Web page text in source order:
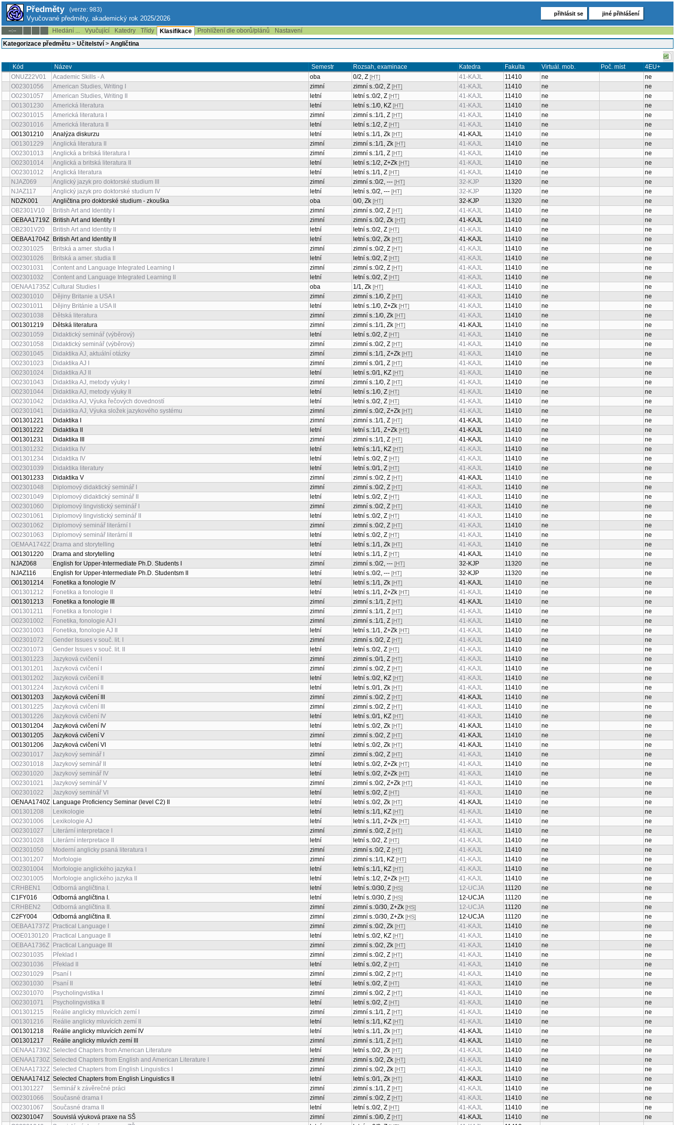
Předměty (verze: 983)
Vyučované předměty, akademický rok 2025/2026
přihlásit se jiné přihlášení
--:-- Hledání ... Vyučující Katedry Třídy Klasifikace Prohlížení dle oborů/plánů
Nastavení
Kategorizace předmětu > Učitelství > Angličtina
Kód Název Semestr Rozsah, examinace Katedra Fakulta Virtuál. mob. Poč. míst
4EU+
ONUZ22V01
Academic Skills - A oba 0/2, Z [HT] 41-KAJL 11410 ne
ne
O02301056
American Studies, Writing I zimní zimní s.:0/2, Z [HT] 41-KAJL 11410 ne
ne
O02301057
American Studies, Writing II letní letní s.:0/2, Z [HT] 41-KAJL 11410 ne
ne
O01301230
Americká literatura letní letní s.:1/0, KZ [HT] 41-KAJL 11410 ne
ne
O02301015
Americká literatura I zimní zimní s.:1/1, Z [HT] 41-KAJL 11410 ne
ne
O02301016
Americká literatura II letní letní s.:1/2, Z [HT] 41-KAJL 11410 ne
ne
O01301210
Analýza diskurzu letní letní s.:1/1, Zk [HT] 41-KAJL 11410 ne
ne
O01301229
Anglická literatura II zimní zimní s.:1/1, Zk [HT] 41-KAJL 11410 ne
ne
O02301013
Anglická a britská literatura I zimní zimní s.:1/1, Z [HT] 41-KAJL 11410 ne
ne
O02301014
Anglická a britská literatura II letní letní s.:1/2, Z+Zk [HT] 41-KAJL 11410 ne
ne
O02301012
Anglická literatura letní letní s.:1/1, Z [HT] 41-KAJL 11410 ne
ne
NJAZ069
Anglický jazyk pro doktorské studium III zimní zimní s.:0/2, --- [HT] 32-KJP 11320 ne
ne
NJAZ117
Anglický jazyk pro doktorské studium IV letní letní s.:0/2, --- [HT] 32-KJP 11320 ne
ne
NDZK001
Angličtina pro doktorské studium - zkouška oba 0/0, Zk [HT] 32-KJP 11320 ne
ne
OB2301V10
British Art and Identity I zimní zimní s.:0/2, Z [HT] 41-KAJL 11410 ne
ne
OEBAA1719Z
British Art and Identity I zimní zimní s.:0/2, Zk [HT] 41-KAJL 11410 ne
ne
OB2301V20
British Art and Identity II letní letní s.:0/2, Z [HT] 41-KAJL 11410 ne
ne
OEBAA1704Z
British Art and Identity II letní letní s.:0/2, Zk [HT] 41-KAJL 11410 ne
ne
O02301025
Britská a amer. studia I zimní zimní s.:0/2, Z [HT] 41-KAJL 11410 ne
ne
O02301026
Britská a amer. studia II letní letní s.:0/2, Z [HT] 41-KAJL 11410 ne
ne
O02301031
Content and Language Integrated Learning I zimní zimní s.:0/2, Z [HT] 41-KAJL 11410 ne
ne
O02301032
Content and Language Integrated Learning II letní letní s.:0/2, Z [HT] 41-KAJL 11410 ne
ne
OENAA1735Z Cultural Studies I oba 1/1, Zk [HT] 41-KAJL 11410 ne
ne
O02301010
Dějiny Britanie a USA I zimní zimní s.:1/0, Z [HT] 41-KAJL 11410 ne
ne
O02301011
Dějiny Británie a USA II letní letní s.:1/0, Z+Zk [HT] 41-KAJL 11410 ne
ne
O02301038
Dětská literatura zimní zimní s.:1/0, Zk [HT] 41-KAJL 11410 ne
ne
O01301219
Dětská literatura zimní zimní s.:1/1, Zk [HT] 41-KAJL 11410 ne
ne
O02301059
Didaktický seminář (výběrový) letní letní s.:0/2, Z [HT] 41-KAJL 11410 ne
ne
O02301058
Didaktický seminář (výběrový) zimní zimní s.:0/2, Z [HT] 41-KAJL 11410 ne
ne
O02301045
Didaktika AJ, aktuální otázky zimní zimní s.:1/1, Z+Zk [HT] 41-KAJL 11410 ne
ne
O02301023
Didaktika AJ I zimní zimní s.:0/1, Z [HT] 41-KAJL 11410 ne
ne
O02301024
Didaktika AJ II letní letní s.:0/1, KZ [HT] 41-KAJL 11410 ne
ne
O02301043
Didaktika AJ, metody výuky I zimní zimní s.:1/0, Z [HT] 41-KAJL 11410 ne
ne
O02301044
Didaktika AJ, metody výuky II letní letní s.:1/0, Z [HT] 41-KAJL 11410 ne
ne
O02301042
Didaktika AJ, Výuka řečových dovedností letní letní s.:0/2, Z [HT] 41-KAJL 11410 ne
ne
O02301041
Didaktika AJ, Výuka složek jazykového systému zimní zimní s.:0/2, Z+Zk [HT] 41-KAJL 11410 ne
ne
O01301221
Didaktika I zimní zimní s.:1/1, Z [HT] 41-KAJL 11410 ne
ne
O01301222
Didaktika II letní letní s.:1/1, Z+Zk [HT] 41-KAJL 11410 ne
ne
O01301231
Didaktika III zimní zimní s.:1/1, Z [HT] 41-KAJL 11410 ne
ne
O01301232
Didaktika IV letní letní s.:1/1, KZ [HT] 41-KAJL 11410 ne
ne
O01301234
Didaktika IV letní letní s.:0/2, Z [HT] 41-KAJL 11410 ne
ne
O02301039
Didaktika literatury letní letní s.:0/1, Z [HT] 41-KAJL 11410 ne
ne
O01301233
Didaktika V zimní zimní s.:0/2, Z [HT] 41-KAJL 11410 ne
ne
O02301048
Diplomový didaktický seminář I zimní zimní s.:0/2, Z [HT] 41-KAJL 11410 ne
ne
O02301049
Diplomový didaktický seminář II letní letní s.:0/2, Z [HT] 41-KAJL 11410 ne
ne
O02301060
Diplomový lingvistický seminář I zimní zimní s.:0/2, Z [HT] 41-KAJL 11410 ne
ne
O02301061
Diplomový lingvistický seminář II letní letní s.:0/2, Z [HT] 41-KAJL 11410 ne
ne
O02301062
Diplomový seminář literární I zimní zimní s.:0/2, Z [HT] 41-KAJL 11410 ne
ne
O02301063
Diplomový seminář literární II letní letní s.:0/2, Z [HT] 41-KAJL 11410 ne
ne
OEMAA1742Z Drama and storytelling letní letní s.:1/1, Zk [HT] 41-KAJL 11410 ne
ne
O01301220
Drama and storytelling letní letní s.:1/1, Z [HT] 41-KAJL 11410 ne
ne
NJAZ068
English for Upper-Intermediate Ph.D. Students I zimní zimní s.:0/2, --- [HT] 32-KJP 11320 ne
ne
NJAZ116
English for Upper-Intermediate Ph.D. Studentsm II letní letní s.:0/2, --- [HT] 32-KJP 11320 ne
ne
O01301214
Fonetika a fonologie IV letní letní s.:1/1, Zk [HT] 41-KAJL 11410 ne
ne
O01301212
Fonetika a fonologie II letní letní s.:1/1, Z+Zk [HT] 41-KAJL 11410 ne
ne
O01301213
Fonetika a fonologie III zimní zimní s.:1/1, Z [HT] 41-KAJL 11410 ne
ne
O01301211
Fonetika a fonologie I zimní zimní s.:1/1, Z [HT] 41-KAJL 11410 ne
ne
O02301002
Fonetika, fonologie AJ I zimní zimní s.:1/1, Z [HT] 41-KAJL 11410 ne
ne
O02301003
Fonetika, fonologie AJ II letní letní s.:1/1, Z+Zk [HT] 41-KAJL 11410 ne
ne
O02301072
Gender Issues v souč. lit. I zimní zimní s.:0/2, Z [HT] 41-KAJL 11410 ne
ne
O02301073
Gender Issues v souč. lit. II letní letní s.:0/2, Z [HT] 41-KAJL 11410 ne
ne
O01301223
Jazyková cvičení I zimní zimní s.:0/1, Z [HT] 41-KAJL 11410 ne
ne
O01301201
Jazyková cvičení I zimní zimní s.:0/2, Z [HT] 41-KAJL 11410 ne
ne
O01301202
Jazyková cvičení II letní letní s.:0/2, KZ [HT] 41-KAJL 11410 ne
ne
O01301224
Jazyková cvičení II letní letní s.:0/1, Zk [HT] 41-KAJL 11410 ne
ne
O01301203
Jazyková cvičení III zimní zimní s.:0/2, Z [HT] 41-KAJL 11410 ne
ne
O01301225
Jazyková cvičení III zimní zimní s.:0/2, Z [HT] 41-KAJL 11410 ne
ne
O01301226
Jazyková cvičení IV letní letní s.:0/1, KZ [HT] 41-KAJL 11410 ne
ne
O01301204
Jazyková cvičení IV letní letní s.:0/2, Zk [HT] 41-KAJL 11410 ne
ne
O01301205
Jazyková cvičení V zimní zimní s.:0/2, Z [HT] 41-KAJL 11410 ne
ne
O01301206
Jazyková cvičení VI letní letní s.:0/2, Zk [HT] 41-KAJL 11410 ne
ne
O02301017
Jazykový seminář I zimní zimní s.:0/2, Z [HT] 41-KAJL 11410 ne
ne
O02301018
Jazykový seminář II letní letní s.:0/2, Z+Zk [HT] 41-KAJL 11410 ne
ne
O02301020
Jazykový seminář IV letní letní s.:0/2, Z+Zk [HT] 41-KAJL 11410 ne
ne
O02301021
Jazykový seminář V zimní zimní s.:0/2, Z+Zk [HT] 41-KAJL 11410 ne
ne
O02301022
Jazykový seminář VI letní letní s.:0/2, Z [HT] 41-KAJL 11410 ne
ne
OENAA1740Z Language Proficiency Seminar (level C2) II letní letní s.:0/2, Zk [HT] 41-KAJL 11410 ne
ne
O01301208
Lexikologie letní letní s.:1/1, KZ [HT] 41-KAJL 11410 ne
ne
O02301006
Lexikologie AJ letní letní s.:1/1, Z+Zk [HT] 41-KAJL 11410 ne
ne
O02301027
Literární interpretace I zimní zimní s.:0/2, Z [HT] 41-KAJL 11410 ne
ne
O02301028
Literární interpretace II letní letní s.:0/2, Z [HT] 41-KAJL 11410 ne
ne
O02301050
Moderní anglicky psaná literatura I zimní zimní s.:0/2, Z [HT] 41-KAJL 11410 ne
ne
O01301207
Morfologie zimní zimní s.:1/1, KZ [HT] 41-KAJL 11410 ne
ne
O02301004
Morfologie anglického jazyka I letní letní s.:1/1, KZ [HT] 41-KAJL 11410 ne
ne
O02301005
Morfologie anglického jazyka II letní letní s.:1/2, Z+Zk [HT] 41-KAJL 11410 ne
ne
CRHBEN1
Odborná angličtina I. letní letní s.:0/30, Z [HS] 12-UCJA 11120 ne
ne
C1FY016
Odborná angličtina I. letní letní s.:0/30, Z [HS] 12-UCJA 11120 ne
ne
CRHBEN2
Odborná angličtina II. zimní zimní s.:0/30, Z+Zk [HS] 12-UCJA 11120 ne
ne
C2FY004
Odborná angličtina II. zimní zimní s.:0/30, Z+Zk [HS] 12-UCJA 11120 ne
ne
OEBAA1737Z
Practical Language I zimní zimní s.:0/2, Zk [HT] 41-KAJL 11410 ne
ne
OOE0130120
Practical Language II letní letní s.:0/2, KZ [HT] 41-KAJL 11410 ne
ne
OEBAA1736Z
Practical Language III zimní zimní s.:0/2, Zk [HT] 41-KAJL 11410 ne
ne
O02301035
Překlad I zimní zimní s.:0/2, Z [HT] 41-KAJL 11410 ne
ne
O02301036
Překlad II letní letní s.:0/2, Z [HT] 41-KAJL 11410 ne
ne
O02301029
Psaní I zimní zimní s.:0/2, Z [HT] 41-KAJL 11410 ne
ne
O02301030
Psaní II letní letní s.:0/2, Z [HT] 41-KAJL 11410 ne
ne
O02301070
Psycholingvistika I zimní zimní s.:0/2, Z [HT] 41-KAJL 11410 ne
ne
O02301071
Psycholingvistika II letní letní s.:0/2, Z [HT] 41-KAJL 11410 ne
ne
O01301215
Reálie anglicky mluvících zemí I zimní zimní s.:1/1, Z [HT] 41-KAJL 11410 ne
ne
O01301216
Reálie anglicky mluvících zemí II letní letní s.:1/1, KZ [HT] 41-KAJL 11410 ne
ne
O01301218
Reálie anglicky mluvících zemí IV letní letní s.:1/1, Zk [HT] 41-KAJL 11410 ne
ne
O01301217
Reálie anglicky mluvích zemí III zimní zimní s.:1/1, Z [HT] 41-KAJL 11410 ne
ne
OENAA1739Z Selected Chapters from American Literature letní letní s.:0/2, Zk [HT] 41-KAJL 11410 ne
ne
OENAA1730Z Selected Chapters from English and American Literature I zimní zimní s.:0/2, Zk [HT] 41-KAJL 11410 ne
ne
OENAA1732Z Selected Chapters from English Linguistics I zimní zimní s.:0/2, Zk [HT] 41-KAJL 11410 ne
ne
OENAA1741Z Selected Chapters from English Linguistics II letní letní s.:0/1, Zk [HT] 41-KAJL 11410 ne
ne
O01301227
Seminář k závěrečné práci zimní zimní s.:1/1, Z [HT] 41-KAJL 11410 ne
ne
O02301066
Současné drama I zimní zimní s.:0/2, Z [HT] 41-KAJL 11410 ne
ne
O02301067
Současné drama II letní letní s.:0/2, Z [HT] 41-KAJL 11410 ne
ne
O02301047
Souvislá výuková praxe na SŠ zimní zimní s.:0/0, Z [HT] 41-KAJL 11410 ne
ne